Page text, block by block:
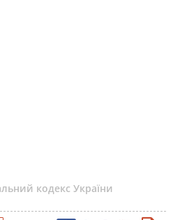
кодекс України